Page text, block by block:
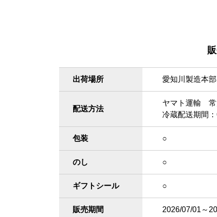
出荷場所 愛知川製造本部
配送方法
ヤマト運輸 常
冷蔵配送期間
包装 ○
のし ○
ギフトシール ○
販売期間 2026/07/01～